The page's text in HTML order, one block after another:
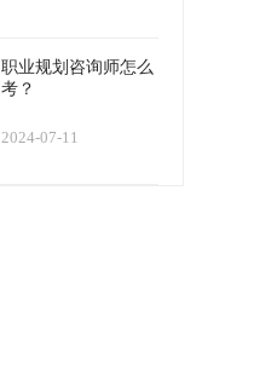
职业规划咨询师怎么
考？
2024-07-11